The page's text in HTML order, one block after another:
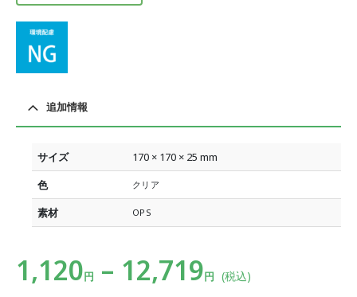
追加情報
サイズ
170 × 170 × 25 mm
色
クリア
素材 OPS
1,120円 – 12,719円 (税込)